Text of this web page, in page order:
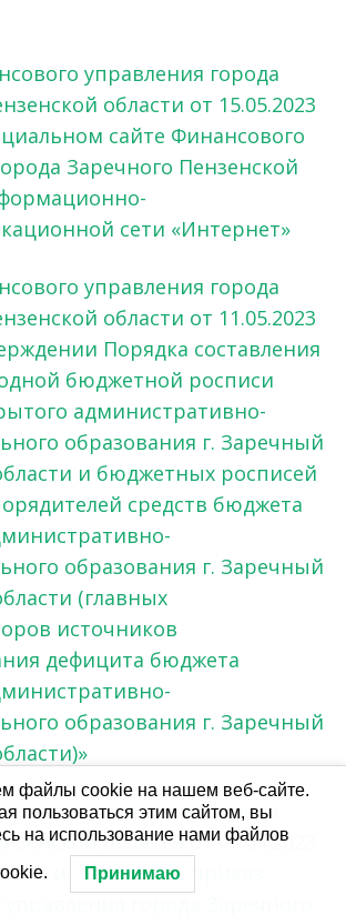
управления города
области от 15.05.2023
сайте Финансового
Заречного Пензенской
сети «Интернет»
управления города
области от 11.05.2023
Порядка составления
бюджетной росписи
административно-
образования г. Заречный
и бюджетных росписей
средств бюджета
образования г. Заречный
(главных
источников
дефицита бюджета
образования г. Заречный
управления города
области от 07.04.2023
изменений в приказ
файлы cookie на нашем веб-сайте.
пользоваться этим сайтом, вы
на использование нами файлов
Принимаю